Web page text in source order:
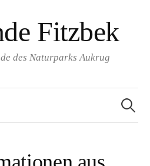
Fitzbek
des Naturparks Aukrug
nach: